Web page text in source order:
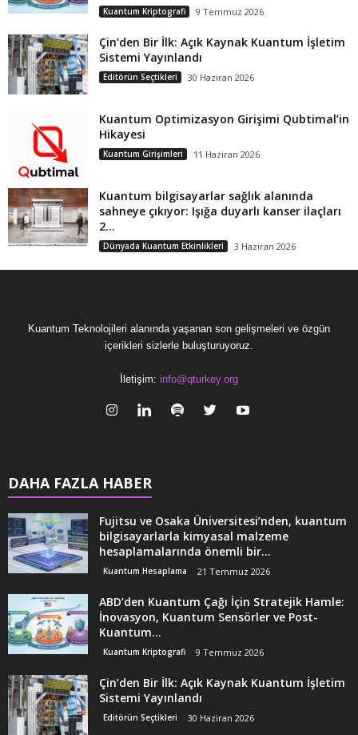
Kuantum Kriptografi 9 Temmuz 2026
Çin’den Bir İlk: Açık Kaynak Kuantum İşletim
Sistemi Yayınlandı
Editörün Seçtikleri 30 Haziran 2026
Kuantum Optimizasyon Girişimi Qubtimal’in
Hikayesi
Kuantum Girişimleri 11 Haziran 2026
Kuantum bilgisayarlar sağlık alanında
sahneye çıkıyor: Işığa duyarlı kanser ilaçları
2...
Dünyada Kuantum Etkinlikleri 3 Haziran 2026
Kuantum Teknolojileri alanında yaşanan son gelişmeleri ve özgün
içerikleri sizlerle buluşturuyoruz.
İletişim: info@qturkey.org
DAHA FAZLA HABER
Fujitsu ve Osaka Üniversitesi’nden, kuantum
bilgisayarlarla kimyasal malzeme
hesaplamalarında önemli bir...
Kuantum Hesaplama 21 Temmuz 2026
ABD’den Kuantum Çağı İçin Stratejik Hamle:
İnovasyon, Kuantum Sensörler ve Post-
Kuantum...
Kuantum Kriptografi 9 Temmuz 2026
Çin’den Bir İlk: Açık Kaynak Kuantum İşletim
Sistemi Yayınlandı
Editörün Seçtikleri 30 Haziran 2026